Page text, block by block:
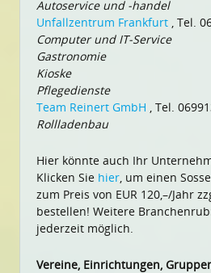
Autoservice und -handel
Unfallzentrum Frankfurt , Tel.
Computer und IT-Service
Gastronomie
Kioske
Pflegedienste
Team Reinert GmbH , Tel.
Rollladenbau
Hier könnte auch Ihr
Klicken Sie hier , um einen
zum Preis von EUR 120,–/Jahr
bestellen! Weitere
jederzeit möglich.
Vereine, Einrichtungen,